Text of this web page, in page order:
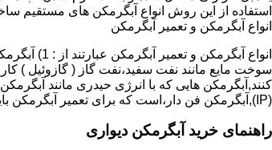
استفاده از این روش انواع آبگرمکن های مستقیم
انواع آبگرمکن و تعمیر آبگرمکن
سوخت مایع مانند نفت سفید،نفت گاز ( گازوئیل )
(IP),آبگرمکن فن دار،است که برای تعمیر آبگرمکن باید به نمایندگی تماس حاصل فرمایید.
راهنمای خرید آبگرمکن دیواری